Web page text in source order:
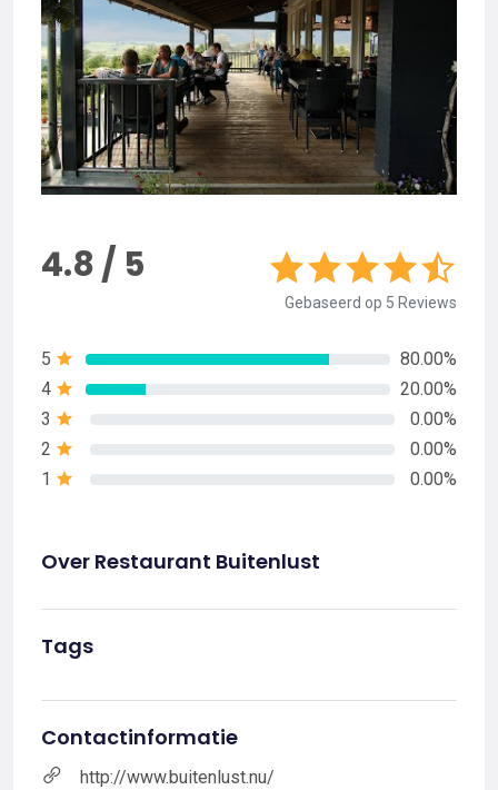
4.8 / 5
Gebaseerd op 5 Reviews
5
80.00%
4
20.00%
3
0.00%
2
0.00%
1
0.00%
Over Restaurant Buitenlust
Tags
Contactinformatie
http://www.buitenlust.nu/